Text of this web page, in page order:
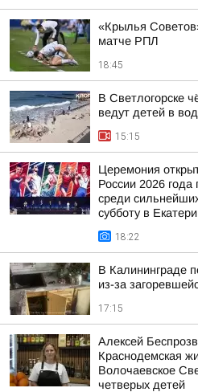
«Крылья
матче РПЛ
18:45
В Светлогорске
ведут детей в
15:15
Церемония
России 2026
среди
субботу в
18:22
В Калининграде
из-за
17:15
Алексей
Краснодемская
Волочаевское
четверых детей